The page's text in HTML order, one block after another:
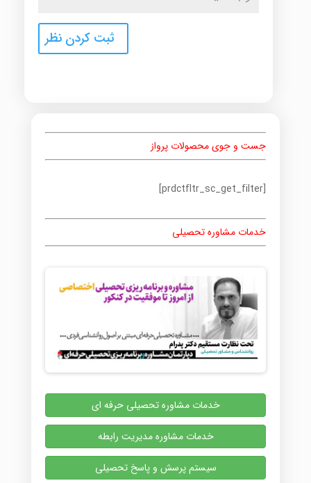
جست و جوی محصولات پرواز
[prdctfltr_sc_get_filter]
خدمات مشاوره تحصیلی
خدمات مشاوره تحصیلی حرفه ای
خدمات مشاوره مدیریت رابطه
سیستم پرسش و پاسخ تحصیلی